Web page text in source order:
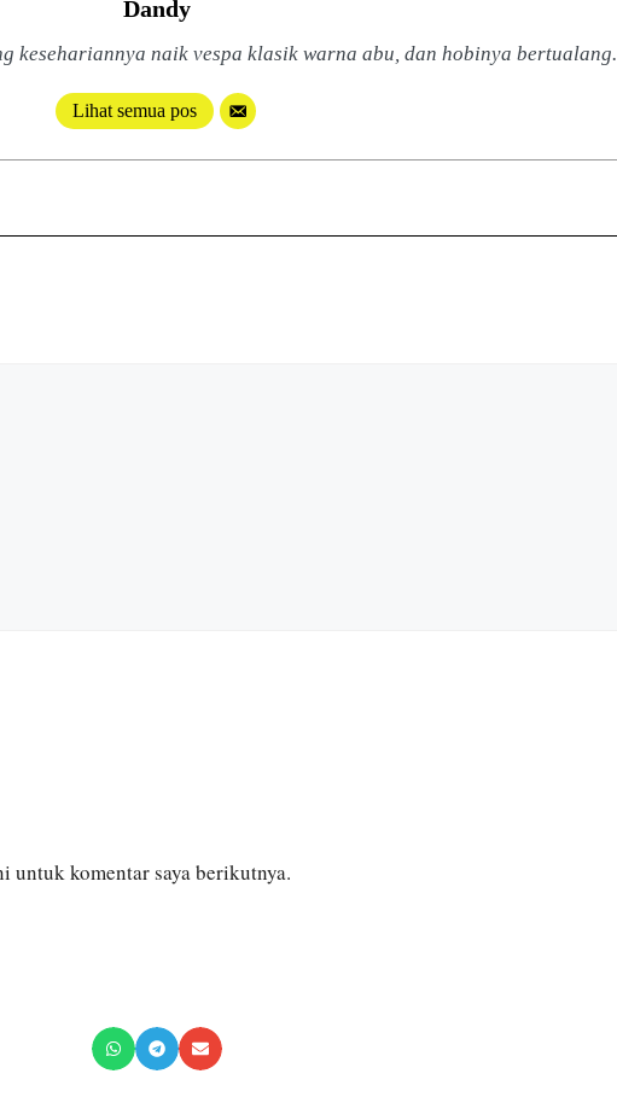
Dandy
kesehariannya naik vespa klasik warna abu, dan hobinya bertualang.
Lihat semua pos
untuk komentar saya berikutnya.